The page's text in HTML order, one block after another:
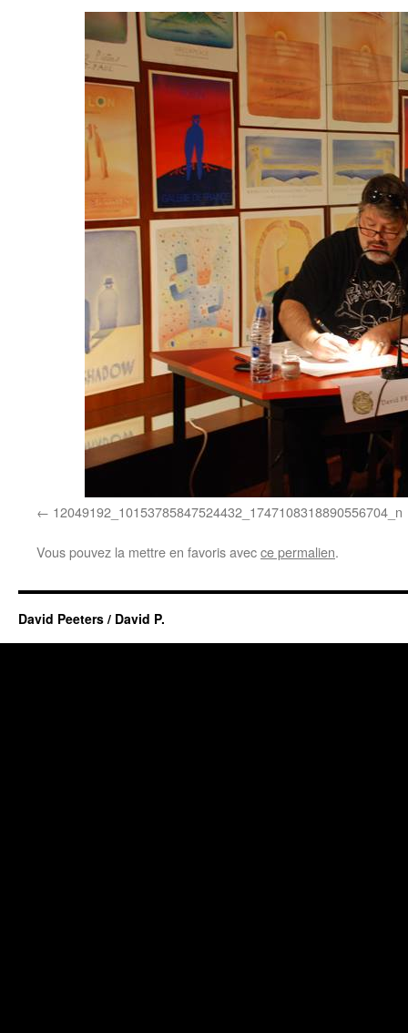
12049192_10153785847524432_1747108318890556704_n
Vous pouvez la mettre en favoris avecce permalien.
David Peeters / David P.